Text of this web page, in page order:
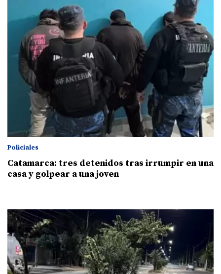
Policiales
Catamarca: tres detenidos tras irrumpir en una
casa y golpear a una joven